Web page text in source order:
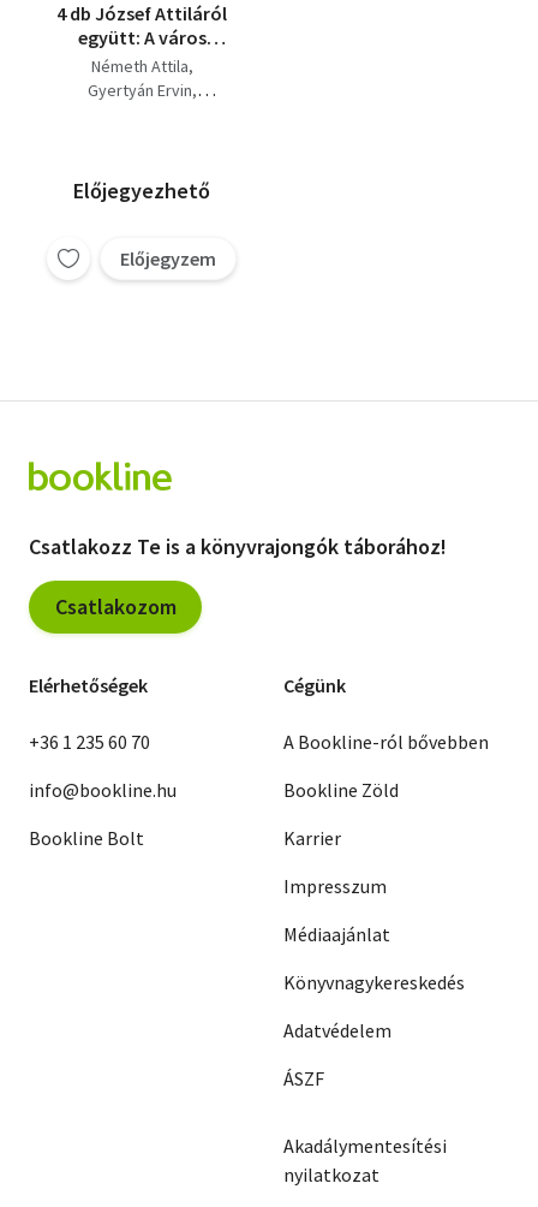
4 db József Attiláról
együtt: A város
peremén, József
Attila, Így élt József
Németh Attila
Gyertyán Ervin
Előjegyezhető
Előjegyzem
Csatlakozz Te is a könyvrajongók táborához!
Csatlakozom
Elérhetőségek
+36 1 235 60 70
info@bookline.hu
Bookline Bolt
Cégünk
A Bookline-ról bővebben
Bookline Zöld
Karrier
Impresszum
Médiaajánlat
Könyvnagykereskedés
Adatvédelem
ÁSZF
Akadálymentesítési
nyilatkozat